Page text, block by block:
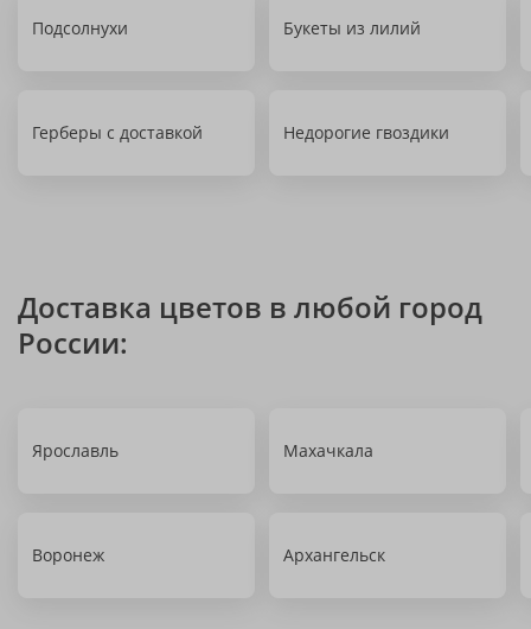
Подсолнухи Букеты из лилий
Герберы с доставкой Недорогие гвоздики
Доставка цветов в любой город
России:
Ярославль Махачкала
Воронеж Архангельск